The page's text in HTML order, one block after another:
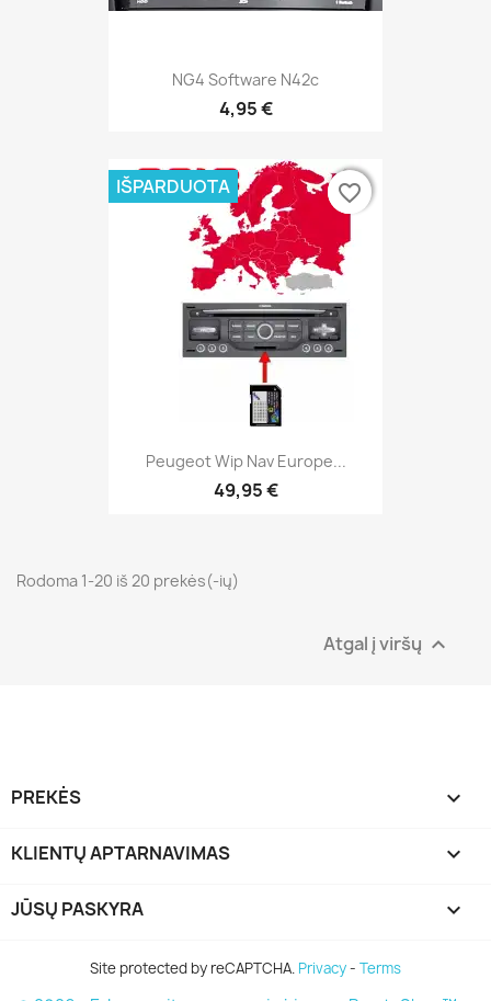
NG4 Software N42c
4,95 €
Peugeot Wip Nav Europe...
49,95 €
IŠPARDUOTA favorite_border
favorite_border
Rodoma 1-20 iš 20 prekės(-ių)
Atgal į viršų 
PREKĖS 
KLIENTŲ APTARNAVIMAS 
JŪSŲ PASKYRA 
Site protected by reCAPTCHA. Privacy- Terms